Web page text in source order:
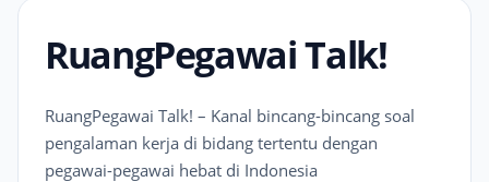
RuangPegawai Talk!
RuangPegawai Talk! – Kanal bincang-bincang soal
pengalaman kerja di bidang tertentu dengan
pegawai-pegawai hebat di Indonesia